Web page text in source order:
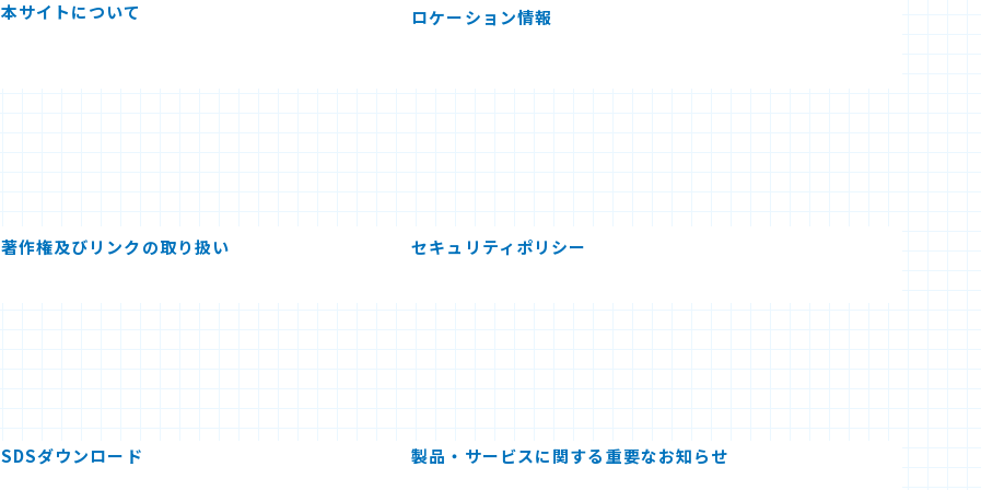
本サイトについて
ロケーション情報
著作権及びリンクの取り扱い
セキュリティポリシー
SDSダウンロード
製品・サービスに関する重要なお知らせ